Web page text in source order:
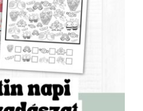
-
nyomtatható-